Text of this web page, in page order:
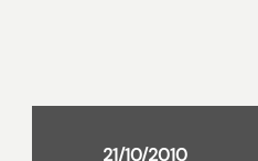
21/10/2010